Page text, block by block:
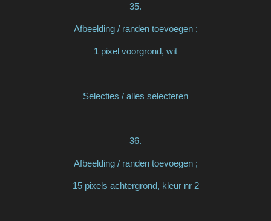
35.
Afbeelding / randen toevoegen ;
1 pixel voorgrond, wit
Selecties / alles selecteren
36.
Afbeelding / randen toevoegen ;
15 pixels achtergrond, kleur nr 2